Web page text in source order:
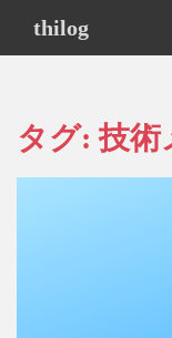
i
thilog
タグ:技術